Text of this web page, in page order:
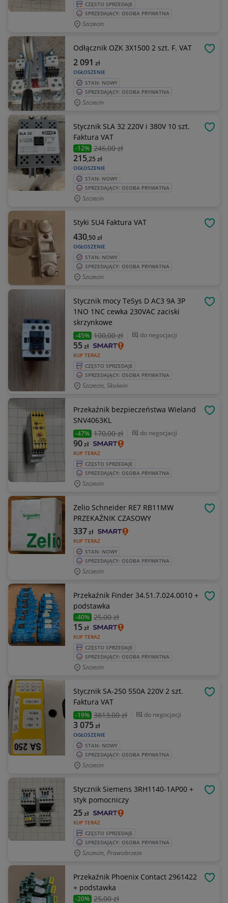
CZĘSTO SPRZEDAJE
SPRZEDAJĄCY: OSOBA PRYWATNA
Szczecin
Odłącznik OZK 3X1500 2 szt. F. VAT
OGŁOSZENIE
2 091 zł
STAN: NOWY
SPRZEDAJĄCY: OSOBA PRYWATNA
Szczecin
Stycznik SLA 32 220V i 380V 10 szt.
Faktura VAT
-12% 246,00 zł
OGŁOSZENIE
215,25 zł
STAN: NOWY
SPRZEDAJĄCY: OSOBA PRYWATNA
Szczecin
Styki SU4 Faktura VAT
OGŁOSZENIE
430,50zł
STAN: NOWY
SPRZEDAJĄCY: OSOBA PRYWATNA
Szczecin
Stycznik mocy TeSys D AC3 9A 3P
1NO 1NC cewka 230VAC zaciski
skrzynkowe
-45% 100,00 zł do negocjacji
KUP TERAZ
55zł
CZĘSTO SPRZEDAJE
SPRZEDAJĄCY: OSOBA PRYWATNA
Szczecin, Skolwin
Przekaźnik bezpieczeństwa Wieland
SNV4063KL
-47% 170,00 zł do negocjacji
KUP TERAZ
90zł
CZĘSTO SPRZEDAJE
SPRZEDAJĄCY: OSOBA PRYWATNA
Szczecin
Zelio Schneider RE7 RB11MW
PRZEKAŹNIK CZASOWY
KUP TERAZ
337zł
STAN: NOWY
SPRZEDAJĄCY: OSOBA PRYWATNA
Szczecin
Przekaźnik Finder 34.51.7.024.0010 +
podstawka
-40% 25,00 zł
KUP TERAZ
15zł
CZĘSTO SPRZEDAJE
SPRZEDAJĄCY: OSOBA PRYWATNA
Szczecin
Stycznik SA-250 550A 220V 2 szt.
Faktura VAT
-19% 3813,00 zł do negocjacji
OGŁOSZENIE
3 075zł
STAN: NOWY
SPRZEDAJĄCY: OSOBA PRYWATNA
Szczecin
Stycznik Siemens 3RH1140-1AP00 +
styk pomocniczy
KUP TERAZ
25zł
CZĘSTO SPRZEDAJE
SPRZEDAJĄCY: OSOBA PRYWATNA
Szczecin, Prawobrzeże
Przekaźnik Phoenix Contact 2961422
+ podstawka
-20% 25,00 zł